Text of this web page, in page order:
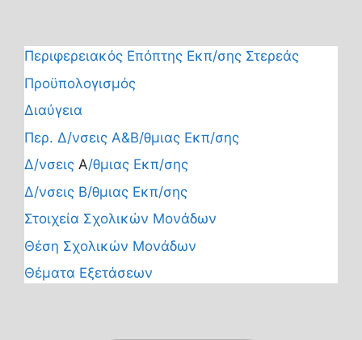
Περιφερειακός Επόπτης Εκπ/σης Στερεάς
Προϋπολογισμός
Διαύγεια
Περ. Δ/νσεις Α&Β/θμιας Εκπ/σης
Δ/νσεις Α/θμιας Εκπ/σης
Δ/νσεις Β/θμιας Εκπ/σης
Στοιχεία Σχολικών Μονάδων
Θέση Σχολικών Μονάδων
Θέματα Εξετάσεων